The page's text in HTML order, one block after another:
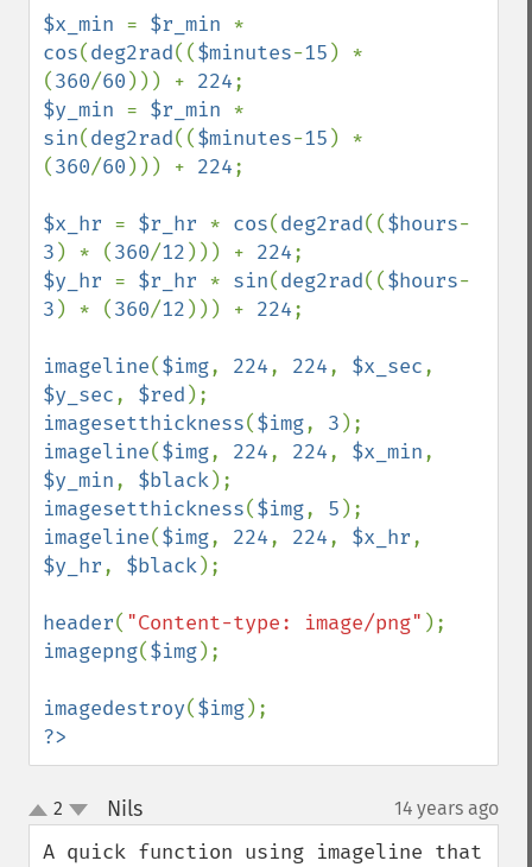
$x_min = $r_min
cos(deg2rad(($minutes-15 ) *
(360/60 ))) + 224
$y_min = $r_min
sin(deg2rad(($minutes-15 ) *
(360/60 ))) + 224;
$x_hr = $r_hr * cos(deg2rad(($hours-
3 ) * (360/12 ))) + 224
$y_hr = $r_hr * sin(deg2rad(($hours-
3 ) * (360/12 ))) + 224;
imageline($img, 224, 224, $x_sec
$y_sec, $red
imagesetthickness($img, 3
imageline($img, 224, 224, $x_min
$y_min, $black
imagesetthickness($img, 5
imageline($img, 224, 224, $x_hr
$y_hr, $black);
header( "Content-type: image/png"
imagepng($img);
imagedestroy($img
?>
up
down
2 Nils¶ 14 years ago
A quick function using imageline that